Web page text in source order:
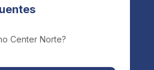
Center Norte?